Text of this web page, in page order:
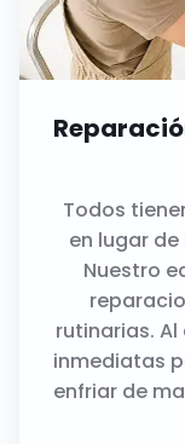
Todos
en lugar
Nuestro
rutinarias.
inmediatas
enfriar de